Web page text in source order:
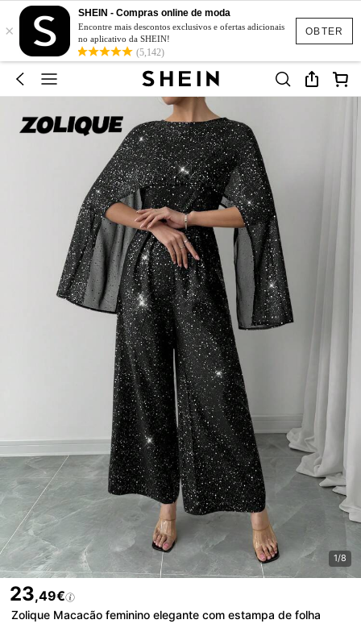
OBTER
×
SHEIN - Compras online de moda
Encontre mais descontos exclusivos e ofertas adicionais
no aplicativo da SHEIN!
(5,142)
1/8
23,49€
Zolique Macacão feminino elegante com estampa de folha